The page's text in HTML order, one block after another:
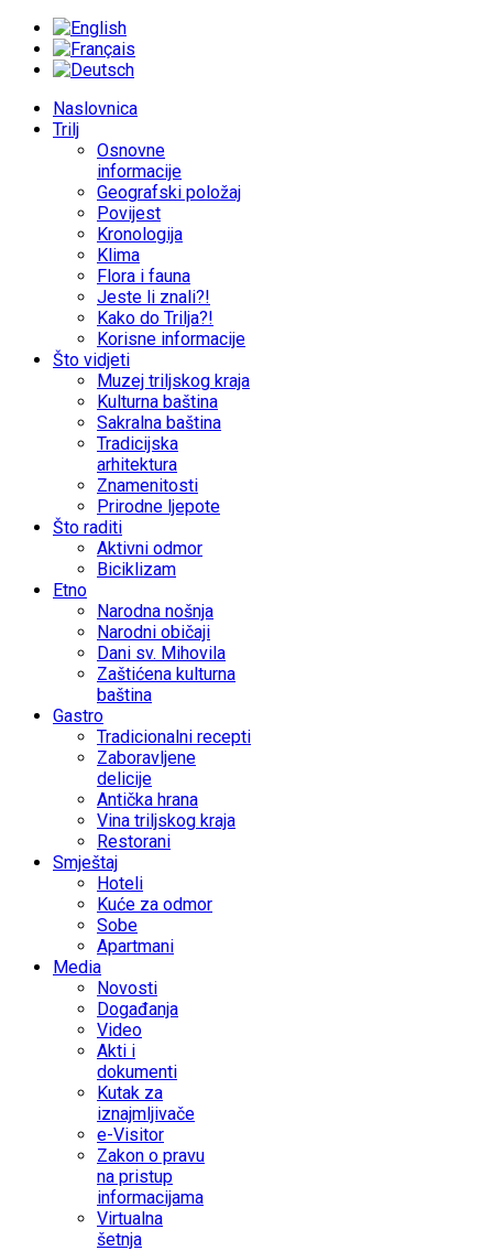
Naslovnica
Trilj
Osnovne
informacije
Geografski položaj
Povijest
Kronologija
Klima
Flora i fauna
Jeste li znali?!
Kako do Trilja?!
Korisne informacije
Što vidjeti
Muzej triljskog kraja
Kulturna baština
Sakralna baština
Tradicijska
arhitektura
Znamenitosti
Prirodne ljepote
Što raditi
Aktivni odmor
Biciklizam
Etno
Narodna nošnja
Narodni običaji
Dani sv. Mihovila
Zaštićena kulturna
baština
Gastro
Tradicionalni recepti
Zaboravljene
delicije
Antička hrana
Vina triljskog kraja
Restorani
Smještaj
Hoteli
Kuće za odmor
Sobe
Apartmani
Media
Novosti
Događanja
Video
Akti i
dokumenti
Kutak za
iznajmljivače
e-Visitor
Zakon o pravu
na pristup
informacijama
Virtualna
šetnja